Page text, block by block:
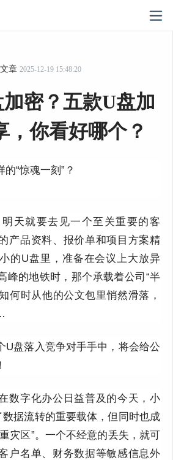
章 2025-12-19 15:48:20
密？五款U盘加
，你看好哪个？
“惊魂一刻”？
天就要去见一个至关重要的客
产品资料、报价单和项目方案精
的U盘里，准备在会议上大放异
峰的地铁时，那个承载着公司“半
何时从他的公文包里悄然滑落，
U盘落入竞争对手手中，将会给公
数字化办公日益普及的今天，小
据流转的重要载体，但同时也成
灾区”。一个不经意的丢失，就可
户名单、财务数据等敏感信息外